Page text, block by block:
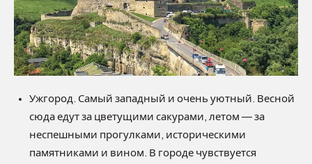
Ужгород. Самый западный и очень уютный. Весной
сюда едут за цветущими сакурами, летом — за
неспешными прогулками, историческими
памятниками и вином. В городе чувствуется